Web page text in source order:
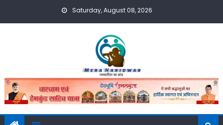
Saturday, August 08, 2026